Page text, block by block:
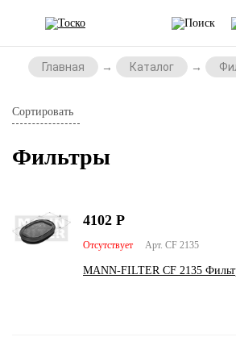
Главная Каталог
Сортировать
Фильтры
Арт. CF 2135
Отсутствует
MANN-FILTER CF 2135
4102 Р